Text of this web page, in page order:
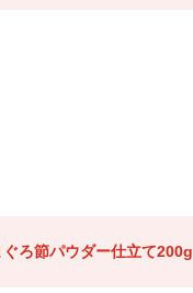
ろ節パウダー仕立て200g